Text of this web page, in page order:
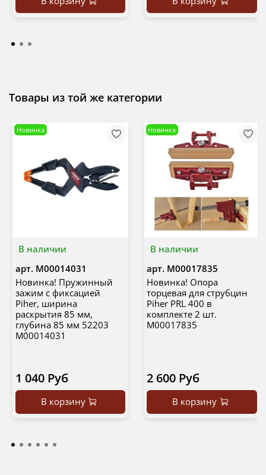
Товары из той же категории
В наличии
Новинка
арт. М00014031
Новинка! Пружинный
зажим с фиксацией
Piher, ширина
раскрытия 85 мм,
глубина 85 мм 52203
М00014031
1 040 Руб
В корзину
В наличии
Новинка
арт. М00017835
Новинка! Опора
торцевая для струбцин
Piher PRL 400 в
комплекте 2 шт.
М00017835
2 600 Руб
В корзину